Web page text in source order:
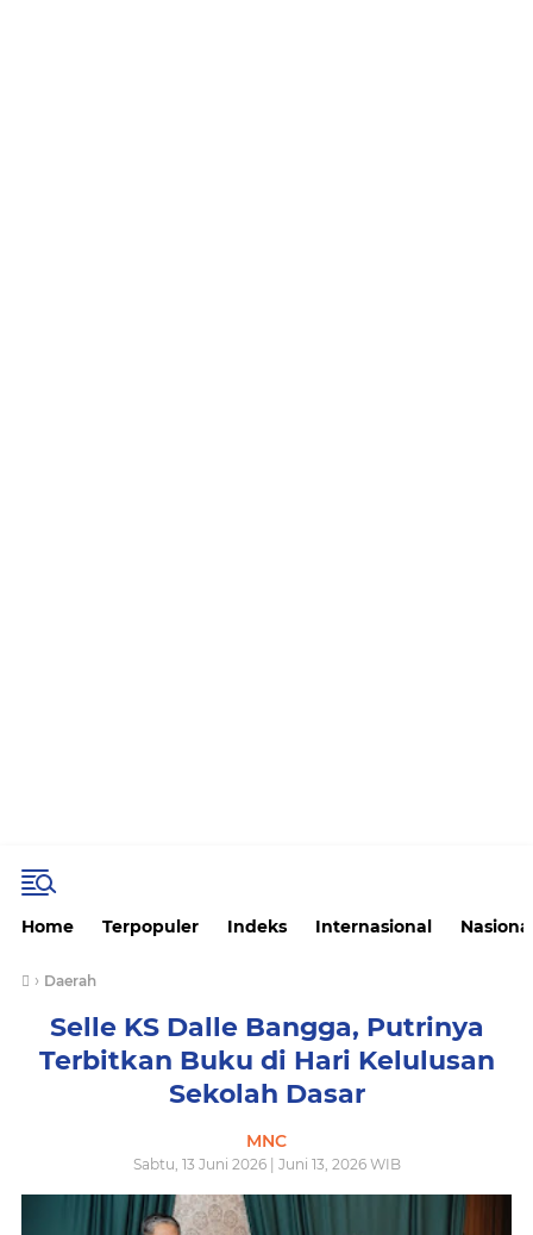
Home Terpopuler Indeks Internasional
› Daerah
Selle KS Dalle Bangga, Putrinya
Terbitkan Buku di Hari Kelulusan
Sekolah Dasar
MNC
Sabtu, 13 Juni 2026 | Juni 13, 2026 WIB